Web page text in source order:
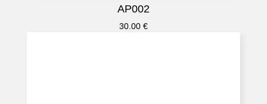
AP002
30.00 €